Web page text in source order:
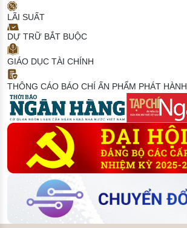
LÃI SUẤT
DỰ TRỮ BẮT BUỘC
GIÁO DỤC TÀI CHÍNH
THÔNG CÁO BÁO CHÍ ẤN PHẨM PHÁT HÀNH